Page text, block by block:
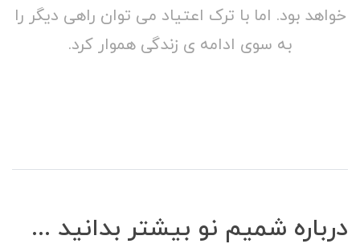
خواهد بود. اما با ترک اعتیاد می توان راهی دیگر را
به سوی ادامه ی زندگی هموار کرد.
می شود. اما آن چه مهم است این است که
بتوانید از این فرصت طلایی به درستی و در جهت
درباره شمیم نو بیشتر بدانید ...